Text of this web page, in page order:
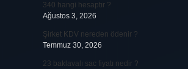
340 hangi hesaptır ?
Ağustos 3, 2026
Şirket KDV nereden ödenir ?
Temmuz 30, 2026
23 baklavalı sac fiyatı nedir ?